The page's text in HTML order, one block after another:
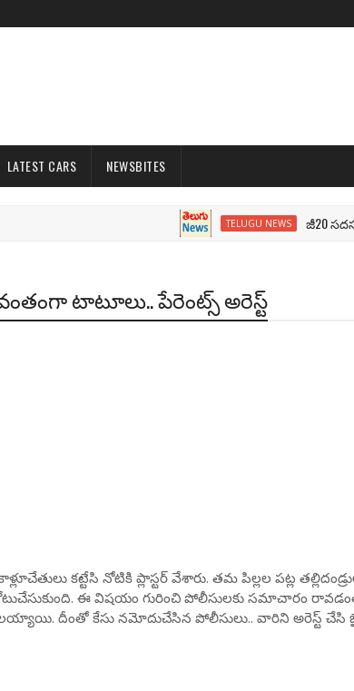
LATEST CARS NEWSBITES
TELUGU NEWS జీ20 సదస్సు..
టాటూలు.. పేరెంట్స్ అరెస్ట్
కట్టేసి నోటికి ప్లాస్టర్ వేశారు. తమ పిల్లల పట్ల
ఈ విషయం గురించి పోలీసులకు సమాచారం
దీంతో కేసు నమోదుచేసిన పోలీసులు.. వారిని అరెస్ట్ చేసి